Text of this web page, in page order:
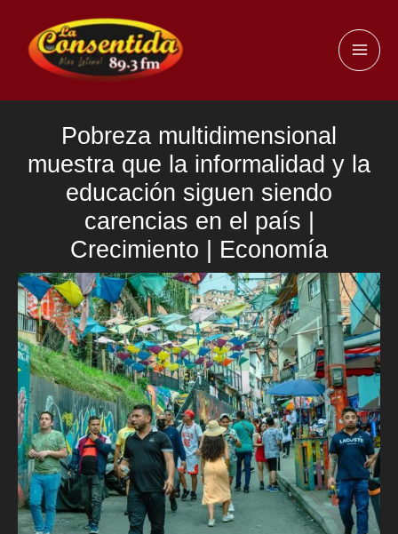
contenido
Pobreza multidimensional
muestra que la informalidad y la
educación siguen siendo
carencias en el país |
Crecimiento | Economía